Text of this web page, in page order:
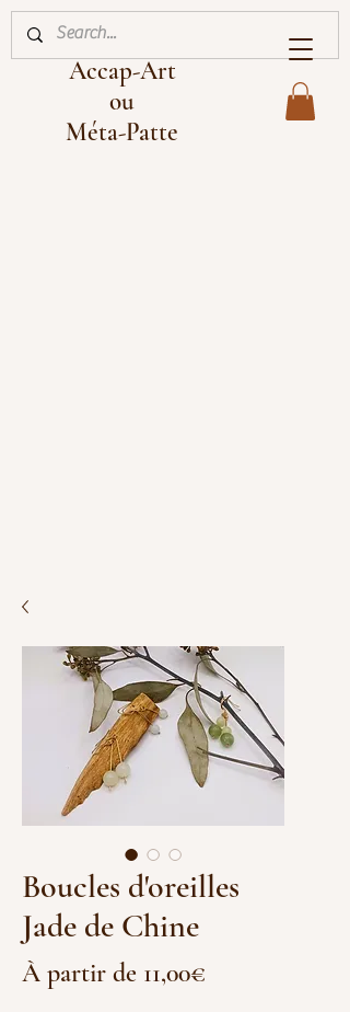
Accap-Art
ou
Méta-Patte
Boucles d'oreilles
Jade de Chine
À partir de 11,00€